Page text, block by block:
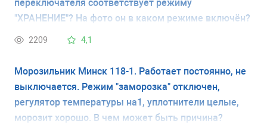
переключателя соответствует режиму
"ХРАНЕНИЕ"? На фото он в каком режиме включён?
2209 4,1
Морозильник Минск 118-1. Работает постоянно, не
выключается. Режим "заморозка" отключен,
регулятор температуры на1, уплотнители целые,
морозит хорошо. В чем может быть причина?